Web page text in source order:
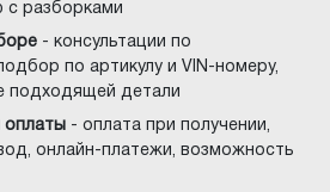
с разборками
- консультации по
по артикулу и VIN-номеру,
подходящей детали
оплаты - оплата при получении,
онлайн-платежи, возможность